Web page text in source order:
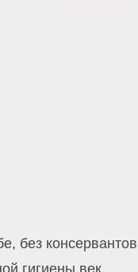
без консервантов
гигиены век.